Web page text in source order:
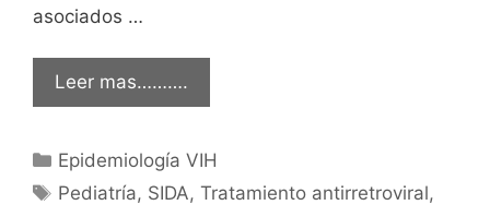
asociados …
Leer mas……….
Categorías
Epidemiología VIH
Etiquetas
Pediatría, SIDA,Tratamiento antirretroviral,